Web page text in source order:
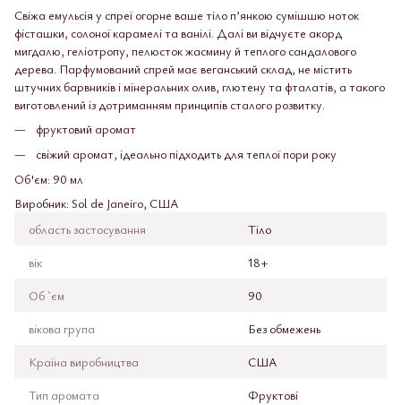
Свіжа емульсія у спреї огорне ваше тіло п’янкою сумішшю ноток
фісташки, солоної карамелі та ванілі. Далі ви відчуєте акорд
мигдалю, геліотропу, пелюсток жасмину й теплого сандалового
дерева. Парфумований спрей має веганський склад, не містить
штучних барвників і мінеральних олив, глютену та фталатів, а такого
виготовлений із дотриманням принципів сталого розвитку.
фруктовий аромат
свіжий аромат, ідеально підходить для теплої пори року
Об'єм: 90 мл
Виробник: Sol de Janeiro, США
область застосування
Тіло
вік
18+
Об `єм
90
вікова група
Без обмежень
Країна виробництва
США
Тип аромата
Фруктові